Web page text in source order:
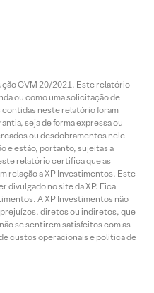
CVM 20/2021. Este relatório
ou como uma solicitação de
contidas neste relatório foram
seja de forma expressa ou
ou desdobramentos nele
e estão, portanto, sujeitas a
relatório certifica que as
relação a XP Investimentos. Este
divulgado no site da XP. Fica
A XP Investimentos não
prejuízos, diretos ou indiretos, que
se sentirem satisfeitos com as
custos operacionais e política de